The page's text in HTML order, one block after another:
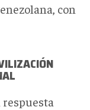
con
respuesta